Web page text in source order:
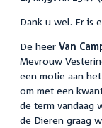
Dank u wel. Er is
De heer Van
Mevrouw
een motie aan
om met een
de term vandaag
de Dieren graag